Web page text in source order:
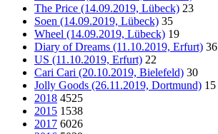
The Price (14.09.2019, Lübeck) 23
Soen (14.09.2019, Lübeck) 35
Wheel (14.09.2019, Lübeck) 19
Diary of Dreams (11.10.2019, Erfurt) 36
US (11.10.2019, Erfurt) 22
Cari Cari (20.10.2019, Bielefeld) 30
Jolly Goods (26.11.2019, Dortmund) 15
2018 4525
2015 1538
2017 6026